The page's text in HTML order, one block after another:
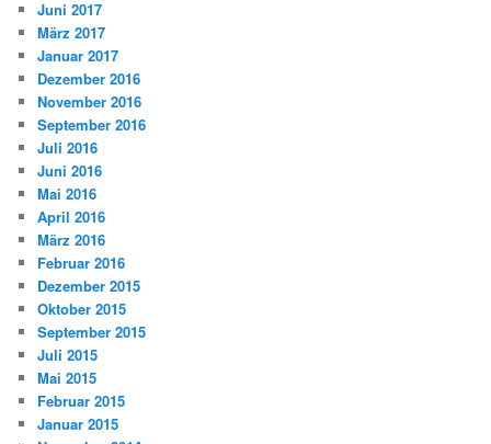
Juni 2017
März 2017
Januar 2017
Dezember 2016
November 2016
September 2016
Juli 2016
Juni 2016
Mai 2016
April 2016
März 2016
Februar 2016
Dezember 2015
Oktober 2015
September 2015
Juli 2015
Mai 2015
Februar 2015
Januar 2015